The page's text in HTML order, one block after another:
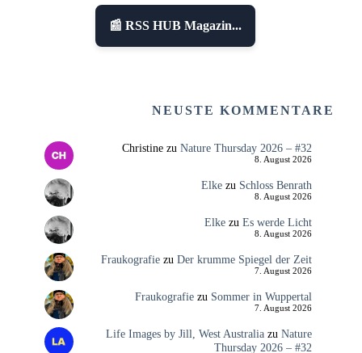
📰 RSS HUB Magazin...
NEUSTE KOMMENTARE
Christinezu Nature Thursday 2026 – #32
8. August 2026
Elkezu Schloss Benrath
8. August 2026
Elkezu Es werde Licht
8. August 2026
Fraukografiezu Der krumme Spiegel der Zeit
7. August 2026
Fraukografiezu Sommer in Wuppertal
7. August 2026
Life Images by Jill, West Australiazu Nature
Thursday 2026 – #32